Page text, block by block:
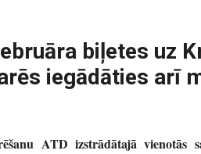
biļetes uz
iegādāties arī
ATD izstrādātajā vienotās